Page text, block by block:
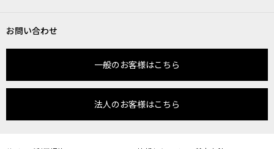
お問い合わせ
一般のお客様はこちら
法人のお客様はこちら